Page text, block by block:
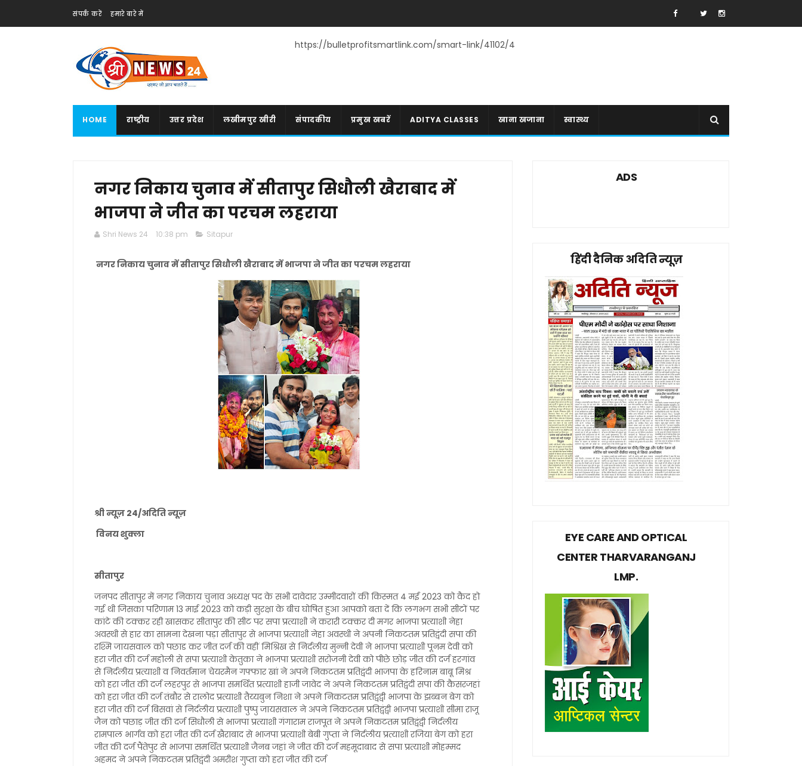
संपर्क करें हमारे बारे में
https://bulletprofitsmartlink.com/smart-link/41102/4
HOME राष्ट्रीय उत्तर प्रदेश लखीमपुर खीरी संपादकीय प्रमुख खबरें ADITYA CLASSES खाना खजाना स्वास्थ्य
नगर निकाय चुनाव में सीतापुर सिधौली खैराबाद में
भाजपा ने जीत का परचम लहराया
Shri News 24 10:38 pm Sitapur
नगर निकाय चुनाव में सीतापुर सिधौली खैराबाद में भाजपा ने जीत का परचम लहराया
श्री न्यूज़ 24/अदिति न्यूज़
विनय शुक्ला
सीतापुर
जनपद सीतापुर में नगर निकाय चुनाव अध्यक्ष पद के सभी दावेदार उम्मीदवारों की किस्मत 4 मई 2023 को कैद हो
गई थी जिसका परिणाम 13 माई 2023 को कड़ी सुरक्षा के बीच घोषित हुआ आपको बता दें कि लगभग सभी सीटों पर
कांटे की टक्कर रही खासकर सीतापुर की सीट पर सपा प्रत्याशी ने करारी टक्कर दी मगर भाजपा प्रत्याशी नेहा
अवस्थी से हार का सामना देखना पड़ा सीतापुर से भाजपा प्रत्याशी नेहा अवस्थी ने अपनी निकटतम प्रतिद्वंदी सपा की
रश्मि जायसवाल को पछाड कर जीत दर्ज की वहीं मिश्रिख से निर्दलीय मुन्नी देवी ने भाजपा प्रत्याशी पूनम देवी को
हरा जीत की दर्ज महोली से सपा प्रत्याशी केतुका ने भाजपा प्रत्याशी सरोजनी देवी को पीछे छोड़ जीत की दर्ज हरगांव
से निर्दलीय प्रत्याशी व निवर्तमान चेयरमैन गफ्फार खां ने अपने निकटतम प्रतिद्वंदी भाजपा के हरिनाम बाबू मिश्र
को हरा जीत की दर्ज लहरपुर से भाजपा समर्थित प्रत्याशी हाजी जावेद ने अपने निकटतम प्रतिद्वंदी सपा की कैसरजहां
को हरा जीत की दर्ज तंबौर से रालोद प्रत्याशी तैय्यबुन निशा ने अपने निकटतम प्रतिद्वंद्वी भाजपा के झब्बन बेग को
हरा जीत की दर्ज बिसवां से निर्दलीय प्रत्याशी पुष्पु जायसवाल ने अपने निकटतम प्रतिद्वंद्वी भाजपा प्रत्याशी सीमा राजू
जैन को पछाड़ जीत की दर्ज सिधौली से भाजपा प्रत्याशी गंगाराम राजपूत ने अपने निकटतम प्रतिद्वंद्वी निर्दलीय
रामपाल भार्गव को हरा जीत की दर्ज खैराबाद से भाजपा प्रत्याशी बेबी गुप्ता ने निर्दलीय प्रत्याशी रजिया बेग को हरा
जीत की दर्ज पैंतेपुर से भाजपा समर्थित प्रत्याशी जैनब जहां ने जीत की दर्ज महमूदाबाद से सपा प्रत्याशी मोहम्मद
अहमद ने अपने निकटतम प्रतिद्वंदी अमरीश गुप्ता को हरा जीत की दर्ज
ADS
हिंदी दैनिक अदिति न्यूज़
EYE CARE AND OPTICAL
CENTER THARVARANGANJ
LMP.